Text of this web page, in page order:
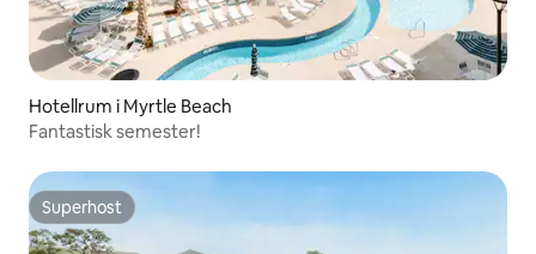
Hotellrum i Myrtle Beach
Fantastisk semester!
Superhost
Superhost